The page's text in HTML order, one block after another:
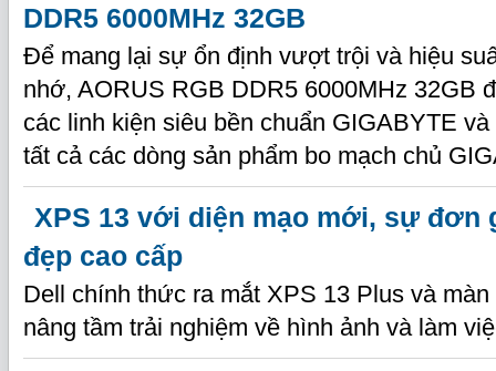
DDR5 6000MHz 32GB
Để mang lại sự ổn định vượt trội và hiệu
nhớ, AORUS RGB DDR5 6000MHz 32GB
các linh kiện siêu bền chuẩn GIGABYTE
tất cả các dòng sản phẩm bo mạch chủ
XPS 13 với diện mạo mới, sự đơn
đẹp cao cấp
Dell chính thức ra mắt XPS 13 Plus và
nâng tầm trải nghiệm về hình ảnh và làm